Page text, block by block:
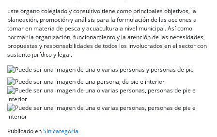
Este órgano colegiado y consultivo tiene como principales objetivos, la
planeación, promoción y análisis para la formulación de las acciones a
tomar en materia de pesca y acuacultura a nivel municipal. Así como
normar la organización, funcionamiento y la atención de las necesidades,
propuestas y responsabilidades de todos los involucrados en el sector con
sustento jurídico y legal.
Publicado enSin categoría